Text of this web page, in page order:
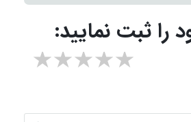
را ثبت نمایید:
۵ stars ۴ stars ۳ stars ۲ stars